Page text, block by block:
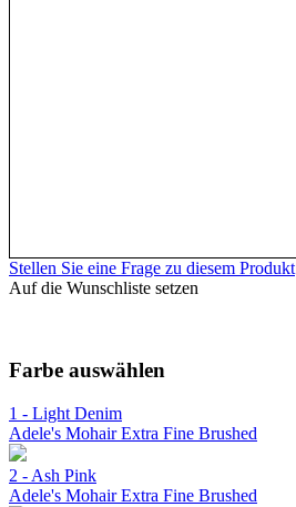
Stellen Sie eine Frage zu diesem Produkt
Auf die Wunschliste setzen
Farbe auswählen
1 - Light Denim
Adele's Mohair Extra Fine Brushed
2 - Ash Pink
Adele's Mohair Extra Fine Brushed